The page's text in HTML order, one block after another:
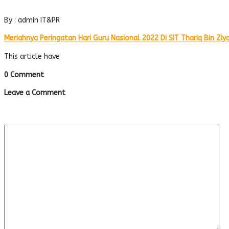
By : admin IT&PR
Meriahnya Peringatan Hari Guru Nasional 2022 Di SIT Thariq Bin
This article have
0 Comment
Leave a Comment